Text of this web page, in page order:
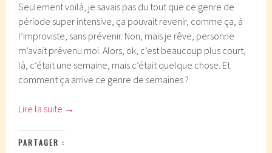
Seulement voilà, je savais pas du tout que ce genre de
période super intensive, ça pouvait revenir, comme ça, à
l’improviste, sans prévenir. Non, mais je rêve, personne
m’avait prévenu moi. Alors, ok, c’est beaucoup plus court,
là, c’était une semaine, mais c’était quelque chose. Et
comment ça arrive ce genre de semaines ?
Lire la suite →
PARTAGER :